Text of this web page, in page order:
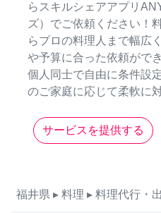
らスキルシェアアプリ
ズ）でご依頼ください！
らプロの料理人まで幅広
や予算に合った依頼がで
個人同士で自由に条件設
のご家庭に応じて柔軟に
サービスを提供する
福井県 ▸ 料理 ▸ 料理代行・